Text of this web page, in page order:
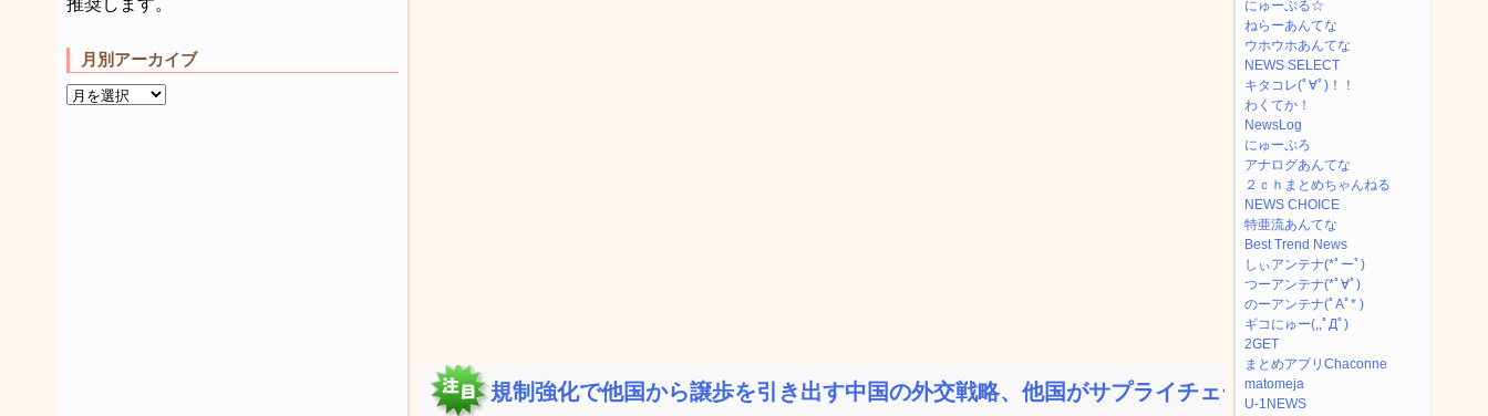
推奨します。
月別アーカイブ
規制強化で他国から譲歩を引き出す中国の外交戦略、他国がサプライチェーン...
にゅーぷる☆
ねらーあんてな
ウホウホあんてな
NEWS SELECT
キタコレ(ﾟ∀ﾟ)！！
わくてか！
NewsLog
にゅーぷろ
アナログあんてな
２ｃｈまとめちゃんねる
NEWS CHOICE
特亜流あんてな
Best Trend News
しぃアンテナ(*ﾟーﾟ)
つーアンテナ(*ﾟ∀ﾟ)
のーアンテナ(ﾟAﾟ* )
ギコにゅー(,,ﾟДﾟ)
2GET
まとめアプリChaconne
matomeja
U-1NEWS